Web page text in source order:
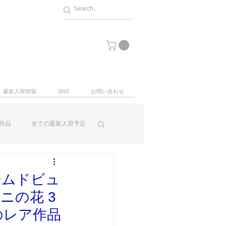
最新入荷情報 SNS お問い合わせ
品 全ての最新入荷予定
ドビュ
の花 3
ア作品